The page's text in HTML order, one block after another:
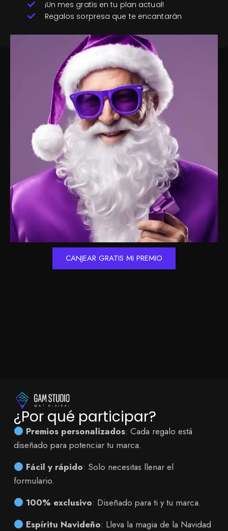
¡Un mes gratis en tu plan actual!
Regalos sorpresa que te encantarán
CANJEAR GRATIS MI PREMIO
¿Por qué participar?
Premios personalizados: Cada regalo está
diseñado para potenciar tu marca.
Fácil y rápido: Solo necesitas llenar el
formulario.
100% exclusivo: Diseñado para ti y tu marca.
Espíritu Navideño: Lleva la magia de la Navidad